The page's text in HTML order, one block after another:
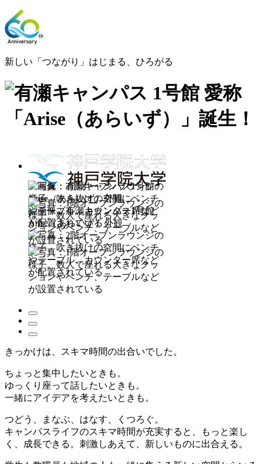
新しい「つながり」はじまる、ひろがる
きっかけは、 スキマ時間の出合いでした。
ちょっと集中したいときも。
ゆっくり座って話したいときも。
一緒にアイデアを考えたいときも。
つどう、まなぶ、はなす、くつろぐ。
キャンパスライフのスキマ時間が充実すると、
もっと楽し
く、成長できる。 刺激しあえて、新しいものに出合える。